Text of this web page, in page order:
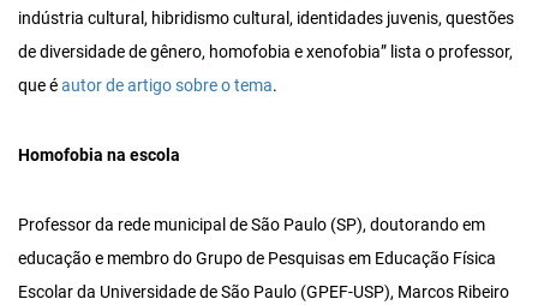
indústria cultural, hibridismo cultural, identidades juvenis, questões
de diversidade de gênero, homofobia e xenofobia” lista o professor,
que éautor de artigo sobre o tema.
Homofobia na escola
Professor da rede municipal de São Paulo (SP), doutorando em
educação e membro do Grupo de Pesquisas em Educação Física
Escolar da Universidade de São Paulo (GPEF-USP), Marcos Ribeiro